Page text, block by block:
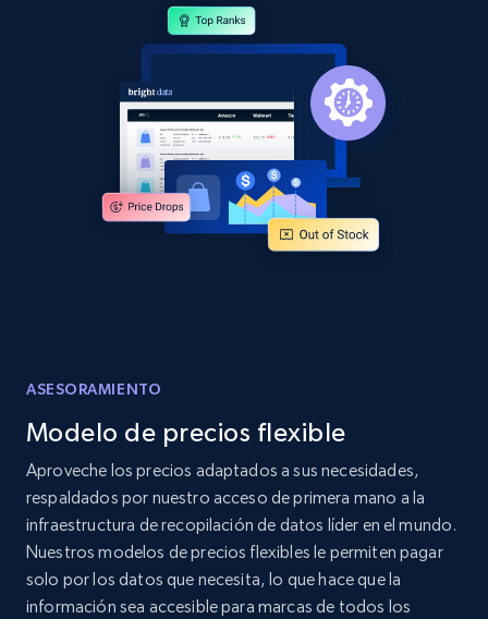
Comenzar ahora
Home Depot US - Discover products by
specified URL
URL, Domain, Country code, Model number,
Home Depot US - Discover products by
specified UPC
URL, Domain, Country code, Model number,
Sku, Product id, Product name, Manufacturer,
and more.
ASESORAMIENTO
Modelo de precios flexible
Aproveche los precios adaptados a sus necesidades,
respaldados por nuestro acceso de primera mano a la
infraestructura de recopilación de datos líder en el mundo.
Nuestros modelos de precios flexibles le permiten pagar
solo por los datos que necesita, lo que hace que la
información sea accesible para marcas de todos los